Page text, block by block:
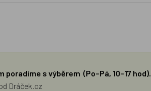
s výběrem (Po–Pá, 10–17 hod).
Dráček.cz